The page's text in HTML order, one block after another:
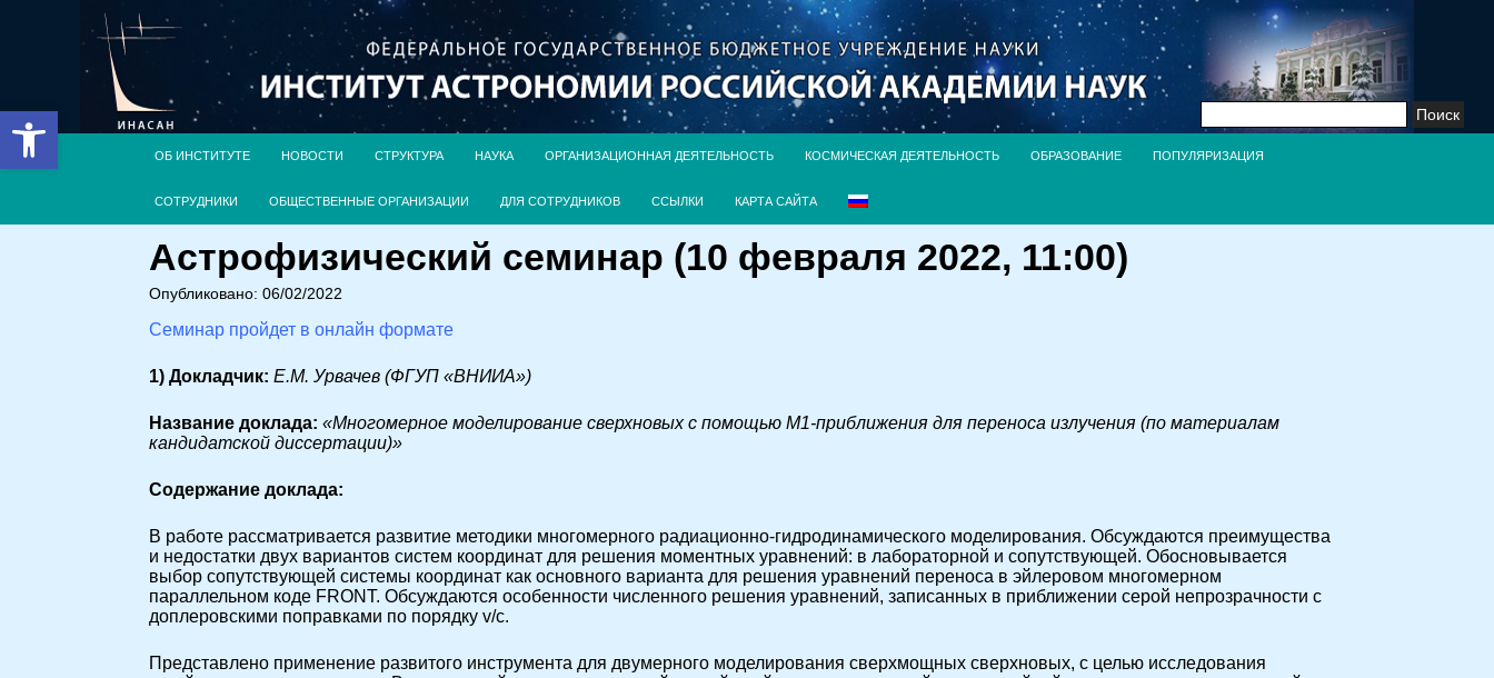
Открыть панель инструментов Найти:
ОБ ИНСТИТУТЕ НОВОСТИ СТРУКТУРА НАУКА ОРГАНИЗАЦИОННАЯ ДЕЯТЕЛЬНОСТЬ КОСМИЧЕСКАЯ ДЕЯТЕЛЬНОСТЬ ОБРАЗОВАНИЕ ПОПУЛЯРИЗАЦИЯ
СОТРУДНИКИ ОБЩЕСТВЕННЫЕ ОРГАНИЗАЦИИ ДЛЯ СОТРУДНИКОВ ССЫЛКИ КАРТА САЙТА
Астрофизический семинар (10 февраля 2022, 11:00)
Опубликовано: 06/02/2022
Семинар пройдет в онлайн формате
1) Докладчик: Е.М. Урвачев (ФГУП «ВНИИА»)
Название доклада: «Многомерное моделирование сверхновых с помощью М1-приближения для переноса излучения (по материалам
кандидатской диссертации)»
Cодержание доклада:
В работе рассматривается развитие методики многомерного радиационно-гидродинамического моделирования. Обсуждаются преимущества
и недостатки двух вариантов систем координат для решения моментных уравнений: в лабораторной и сопутствующей. Обосновывается
выбор сопутствующей системы координат как основного варианта для решения уравнений переноса в эйлеровом многомерном
параллельном коде FRONT. Обсуждаются особенности численного решения уравнений, записанных в приближении серой непрозрачности с
доплеровскими поправками по порядку v/c.
Представлено применение развитого инструмента для двумерного моделирования сверхмощных сверхновых, с целью исследования